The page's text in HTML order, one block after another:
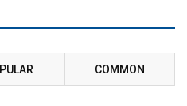
COMMON